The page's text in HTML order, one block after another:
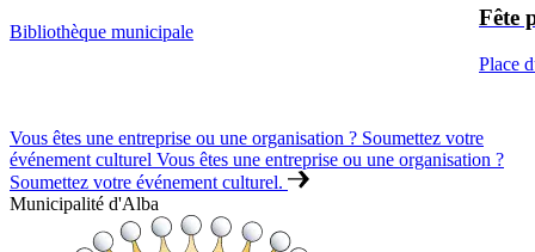
Bibliothèque municipale
Fête
Place
Vous êtes une entreprise ou une organisation ? Soumettez votre
événement culturel Vous êtes une entreprise ou une organisation ?
Soumettez votre événement culturel.
Municipalité d'Alba